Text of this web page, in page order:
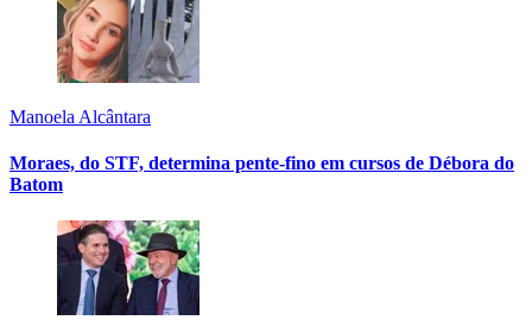
Manoela Alcântara
Moraes, do STF, determina pente-fino em cursos de Débora do
Batom